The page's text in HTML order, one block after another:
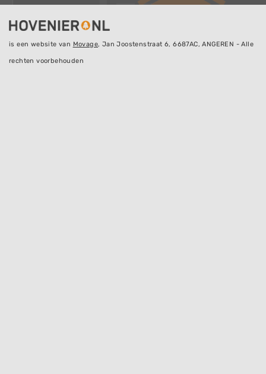
is een website van Movage, Jan Joostenstraat 6, 6687AC, ANGEREN - Alle
rechten voorbehouden